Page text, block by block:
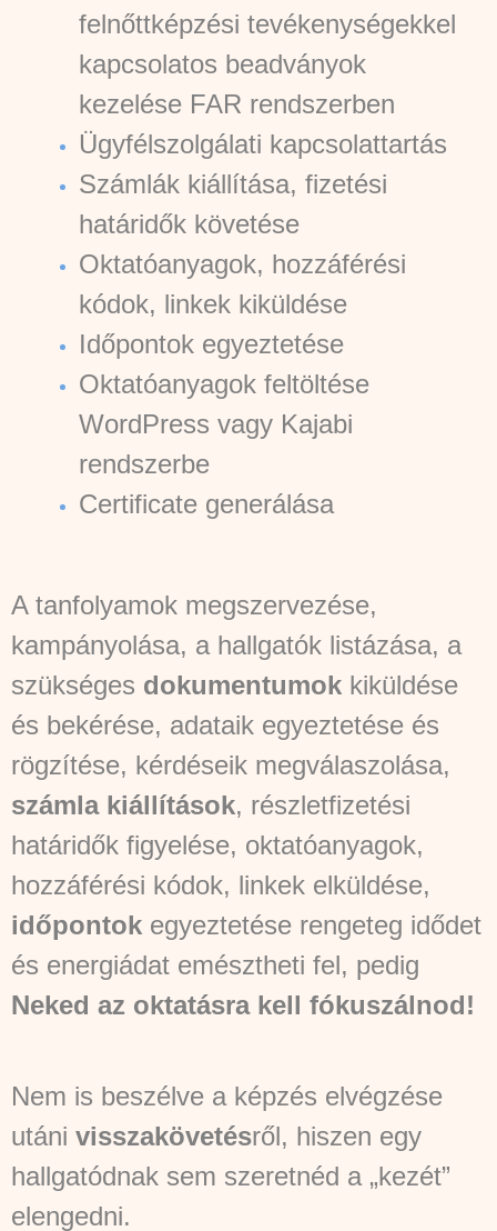
felnőttképzési tevékenységekkel
kapcsolatos beadványok
kezelése FAR rendszerben
Ügyfélszolgálati kapcsolattartás
Számlák kiállítása, fizetési
határidők követése
Oktatóanyagok, hozzáférési
kódok, linkek kiküldése
Időpontok egyeztetése
Oktatóanyagok feltöltése
WordPress vagy Kajabi
rendszerbe
Certificate generálása
A tanfolyamok megszervezése,
kampányolása, a hallgatók listázása, a
szükséges dokumentumok kiküldése
és bekérése, adataik egyeztetése és
rögzítése, kérdéseik megválaszolása,
számla kiállítások, részletfizetési
határidők figyelése, oktatóanyagok,
hozzáférési kódok, linkek elküldése,
időpontok egyeztetése rengeteg idődet
és energiádat emésztheti fel, pedig
Neked az oktatásra kell fókuszálnod!
Nem is beszélve a képzés elvégzése
utáni visszakövetésről, hiszen egy
hallgatódnak sem szeretnéd a „kezét”
elengedni.